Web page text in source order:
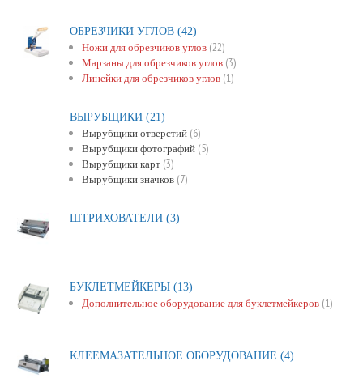
ОБРЕЗЧИКИ УГЛОВ(42)
Ножи для обрезчиков углов(22)
Марзаны для обрезчиков углов(3)
Линейки для обрезчиков углов(1)
ВЫРУБЩИКИ(21)
Вырубщики отверстий(6)
Вырубщики фотографий(5)
Вырубщики карт(3)
Вырубщики значков(7)
ШТРИХОВАТЕЛИ(3)
БУКЛЕТМЕЙКЕРЫ(13)
Дополнительное оборудование для буклетмейкеров(1)
КЛЕЕМАЗАТЕЛЬНОЕ ОБОРУДОВАНИЕ (4)